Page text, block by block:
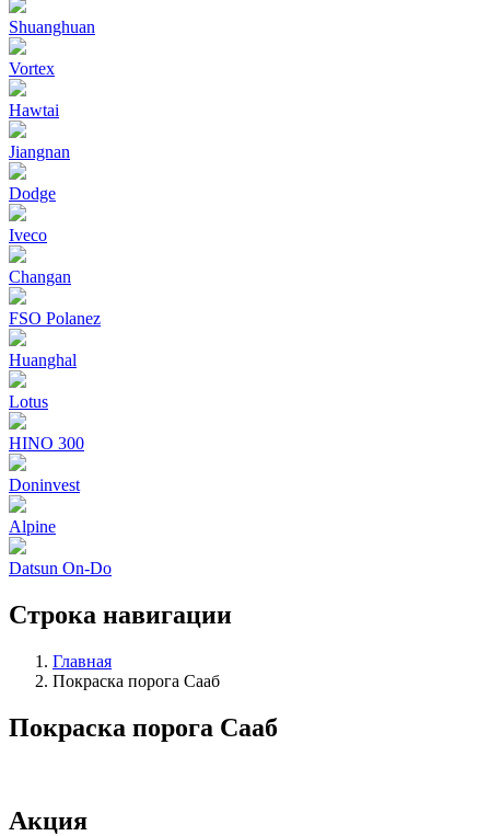
Shuanghuan
Vortex
Hawtai
Jiangnan
Dodge
Iveco
Changan
FSO Polanez
Huanghal
Lotus
HINO 300
Doninvest
Alpine
Datsun On-Do
Строка навигации
Главная
Покраска порога Сааб
Покраска порога Сааб
Акция